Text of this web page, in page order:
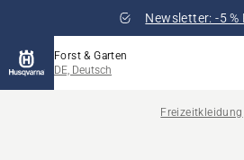
Newsletter: -5 %
Forst & Garten
DE, Deutsch
Freizeitkleidung